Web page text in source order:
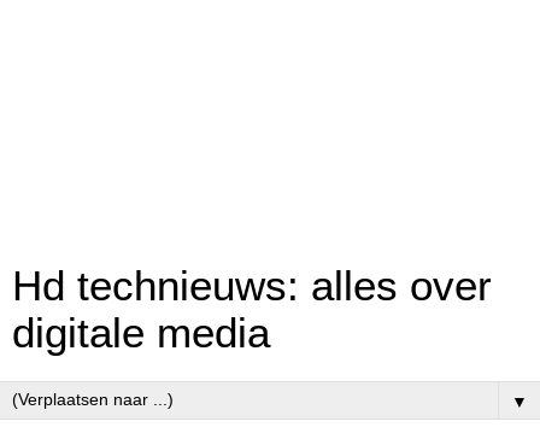
Hd technieuws: alles over
digitale media
▼